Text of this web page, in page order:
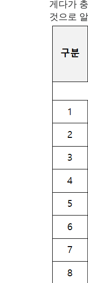
게다가
것으로